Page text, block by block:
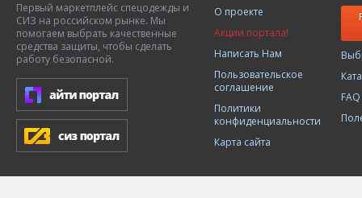
Первый маркетплейс спецодежды и
СИЗ на российском рынке. Мы
помогаем выбрать качественные
средства защиты, чтобы сделать
работу безопасной.
О проекте
Акции портала!
Написать Нам
Пользовательское
соглашение
Политики
конфиденциальности
Карта сайта
FAQ